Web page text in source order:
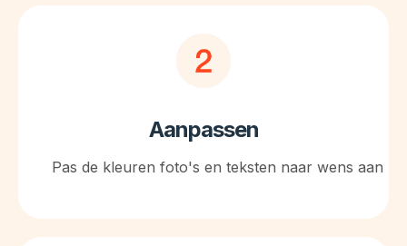
Aanpassen
Pas de kleuren foto's en teksten naar wens aan